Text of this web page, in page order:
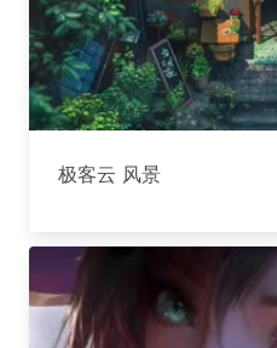
极客云 风景